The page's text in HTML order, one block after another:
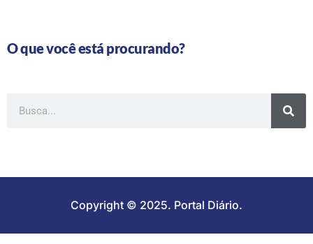
O que você está procurando?
Copyright © 2025. Portal Diário.